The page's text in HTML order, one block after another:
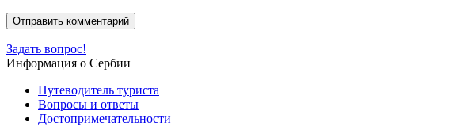
Задать вопрос!
Информация о Сербии
Путеводитель туриста
Вопросы и ответы
Достопримечательности